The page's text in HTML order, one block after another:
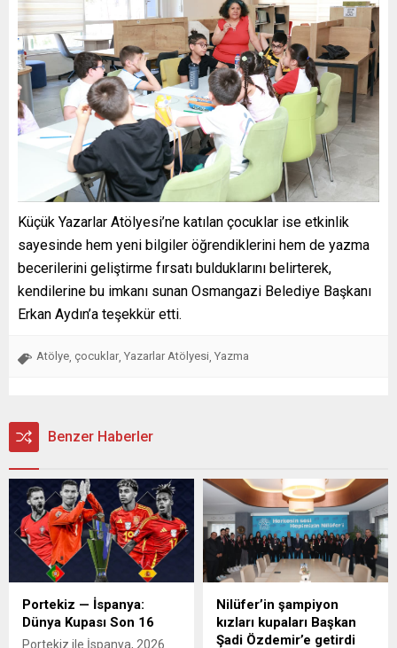
Küçük Yazarlar Atölyesi’ne katılan çocuklar ise etkinlik
sayesinde hem yeni bilgiler öğrendiklerini hem de yazma
becerilerini geliştirme fırsatı bulduklarını belirterek,
kendilerine bu imkanı sunan Osmangazi Belediye Başkanı
Erkan Aydın’a teşekkür etti.
Atölye çocuklar Yazarlar Atölyesi Yazma
Benzer Haberler
Portekiz — İspanya:
Dünya Kupası Son 16
Portekiz ile İspanya, 2026
Nilüfer’in şampiyon
kızları kupaları Başkan
Şadi Özdemir’e getirdi